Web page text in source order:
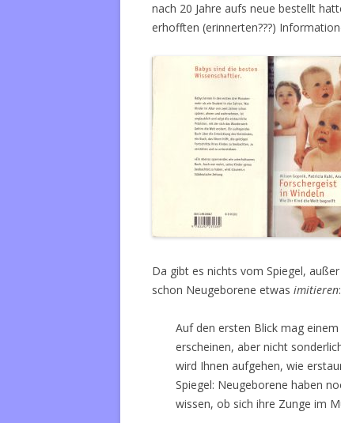
nach 20 Jahre aufs neue bestellt
erhofften (erinnerten???)
Da gibt es nichts vom Spiegel,
schon Neugeborene etwas imitieren:
Auf den ersten Blick mag
erscheinen, aber nicht
wird Ihnen aufgehen, wie
Spiegel: Neugeborene haben
wissen, ob sich ihre Zunge im